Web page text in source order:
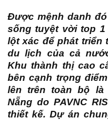
Được mệnh danh
sống tuyệt vời top 1
lột xác để phát triển
du lịch của cả
Khu thành thị cao
bên cạnh trọng
lên trên toàn bộ là
Nẵng do PAVNC
thiết kế. Dự án